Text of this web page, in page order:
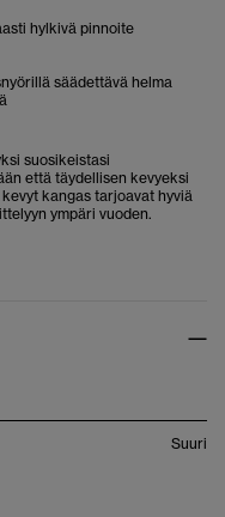
hylkivä pinnoite
säädettävä helma
suosikeistasi
että täydellisen kevyeksi
kangas tarjoavat hyviä
ympäri vuoden.
Suuri